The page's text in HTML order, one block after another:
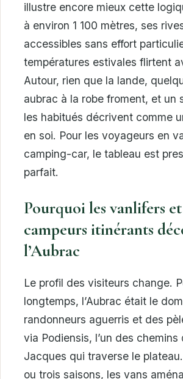
illustre encore mieux cette
à environ 1 100 mètres, ses
accessibles sans effort
températures estivales flirtent
Autour, rien que la lande,
aubrac à la robe froment, et un
les habitués décrivent comme
en soi. Pour les voyageurs en
camping-car, le tableau est
parfait.
Pourquoi les vanlifers
campeurs itinérants
l’Aubrac
Le profil des visiteurs change.
longtemps, l’Aubrac était le
randonneurs aguerris et des
via Podiensis, l’un des chemins
Jacques qui traverse le
ou trois saisons, les vans